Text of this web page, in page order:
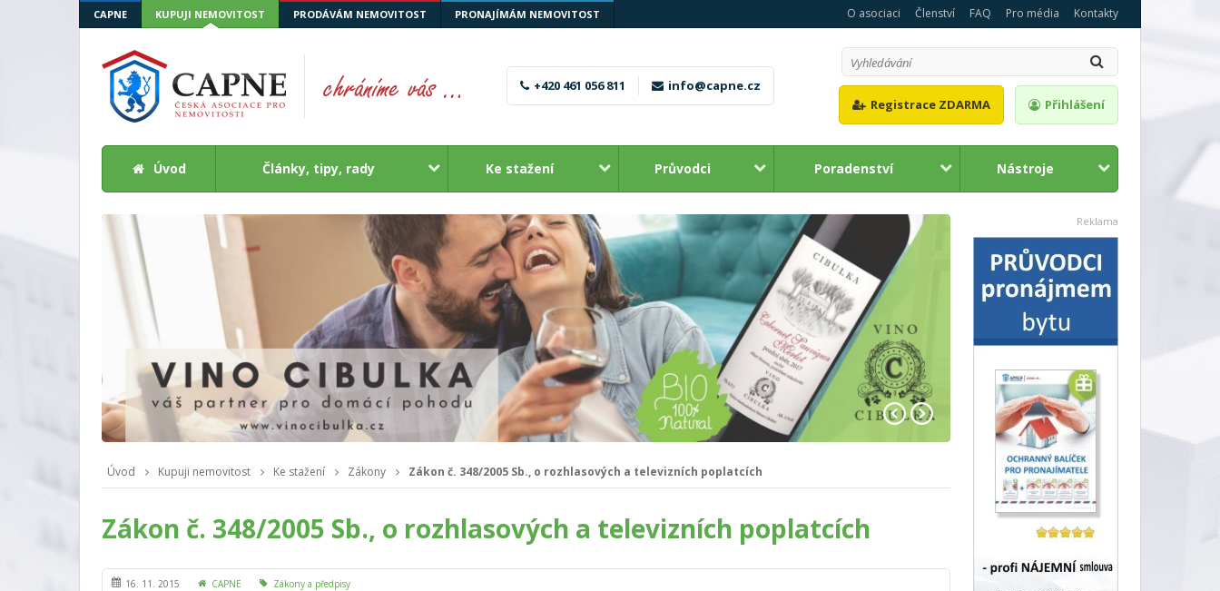
CAPNE KUPUJI NEMOVITOST PRODÁVÁM NEMOVITOST PRONAJÍMÁM NEMOVITOST O asociaci Členství FAQ Pro média Kontakty
+420 461 056 811
info@capne.cz
Registrace ZDARMA
Přihlášení
Úvod Články, tipy, rady Ke stažení Průvodci Poradenství Nástroje
Reklama
1 2
Úvod Kupuji nemovitost Ke stažení Zákony Zákon č. 348/2005 Sb., o rozhlasových a televizních poplatcích
Zákon č. 348/2005 Sb., o rozhlasových a televizních poplatcích
16. 11. 2015 CAPNE Zákony a předpisy